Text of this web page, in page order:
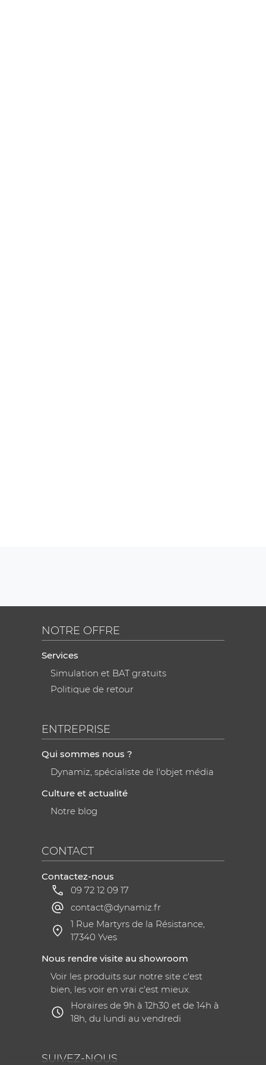
NOTRE OFFRE
Services
Simulation et BAT gratuits
Politique de retour
ENTREPRISE
Qui sommes nous ?
Dynamiz, spécialiste de l'objet média
Culture et actualité
Notre blog
CONTACT
Contactez-nous
09 72 12 09 17
contact@dynamiz.fr
1 Rue Martyrs de la Résistance,
17340 Yves
Nous rendre visite au showroom
Voir les produits sur notre site c'est
bien, les voir en vrai c'est mieux.
Horaires de 9h à 12h30 et de 14h à
18h, du lundi au vendredi
SUIVEZ-NOUS